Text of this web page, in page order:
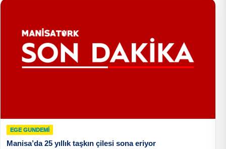
EGE GUNDEMİ
Manisa’da 25 yıllık taşkın çilesi sona eriyor